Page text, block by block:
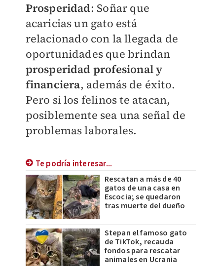
Prosperidad: Soñar que
acaricias un gato está
relacionado con la llegada de
oportunidades que brindan
prosperidad profesional y
financiera, además de éxito.
Pero si los felinos te atacan,
posiblemente sea una señal de
problemas laborales.
Te podría interesar...
Rescatan a más de 40
gatos de una casa en
Escocia; se quedaron
tras muerte del dueño
Stepan el famoso gato
de TikTok, recauda
fondos para rescatar
animales en Ucrania